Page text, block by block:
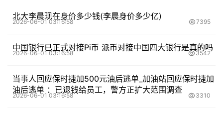
北大李晨现在身价多少钱(李晨身价多少亿)
2026-06-01 03:16:58 7395
中国银行已正式对接Pi币 派币对接中国四大银行是真的吗
2026-06-01 03:16:58 3542
当事人回应保时捷加500元油后逃单_加油站回应保时捷加
油后逃单 ：已退钱给员工，警方正扩大范围调查
2026-06-01 03:16:58 3310